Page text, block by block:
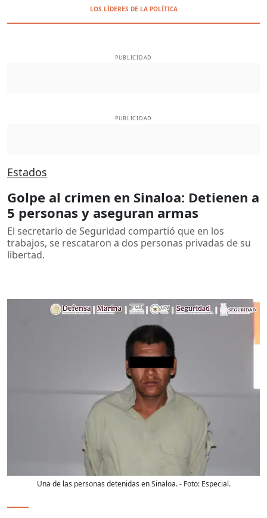
LOS LÍDERES DE LA POLÍTICA
PUBLICIDAD
PUBLICIDAD
Estados
Golpe al crimen en Sinaloa: Detienen a
5 personas y aseguran armas
El secretario de Seguridad compartió que en los
trabajos, se rescataron a dos personas privadas de su
libertad.
Una de las personas detenidas en Sinaloa.- Foto: Especial.